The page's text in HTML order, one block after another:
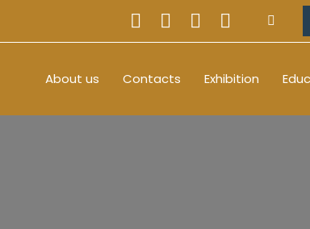
About us Contacts Exhibition